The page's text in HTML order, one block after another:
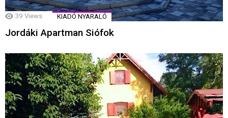
39 Views KIADÓ NYARALÓ
Jordáki Apartman Siófok